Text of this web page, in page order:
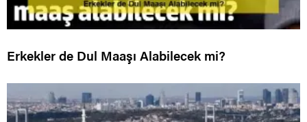
Erkekler de Dul Maaşı Alabilecek mi?